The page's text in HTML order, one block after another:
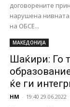
договорените
нарушена
на ОБСЕ...
МАКЕДОНИЈА
Шаќири: Го
ќе ги
НМ - 19:40 29.06.2022